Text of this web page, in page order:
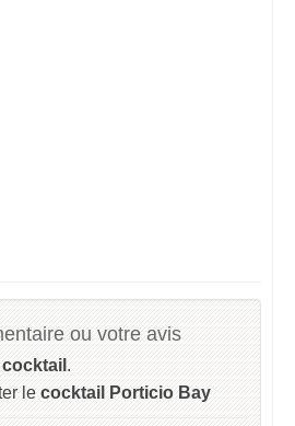
ou votre avis
cocktail .
le cocktail Porticio Bay